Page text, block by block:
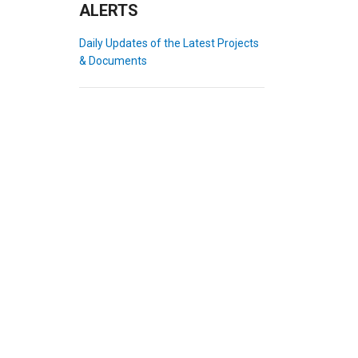
ALERTS
Daily Updates of the Latest Projects
& Documents